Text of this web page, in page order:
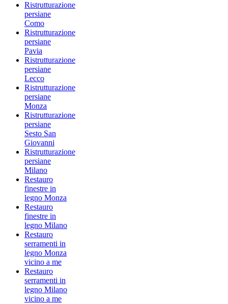
Ristrutturazione
persiane
Como
Ristrutturazione
persiane
Pavia
Ristrutturazione
persiane
Lecco
Ristrutturazione
persiane
Monza
Ristrutturazione
persiane
Sesto San
Giovanni
Ristrutturazione
persiane
Milano
Restauro
finestre in
legno Monza
Restauro
finestre in
legno Milano
Restauro
serramenti in
legno Monza
vicino a me
Restauro
serramenti in
legno Milano
vicino a me